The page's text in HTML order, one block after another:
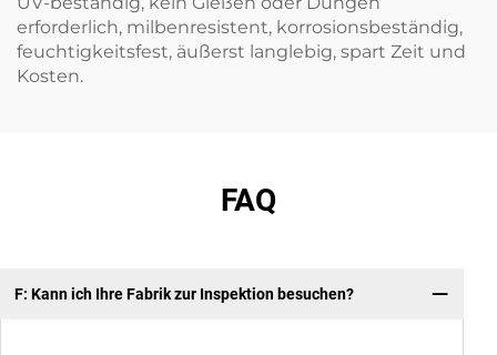
erforderlich, milbenresistent, korrosionsbeständig,
feuchtigkeitsfest, äußerst langlebig, spart Zeit und
Kosten.
FAQ
F: Kann ich Ihre Fabrik zur Inspektion besuchen?